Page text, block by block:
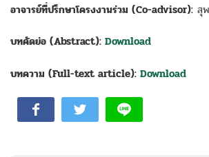
อาจารย์ที่ปรึกษาโครงงานร่วม (Co-advisor): สุ
บทคัดย่อ (Abstract): Download
บทความ (Full-text article): Download